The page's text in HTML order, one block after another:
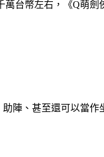
萬台幣左右，《Q萌劍
陣、甚至還可以當